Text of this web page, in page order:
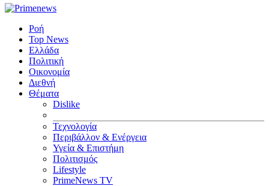
Ροή
Top News
Ελλάδα
Πολιτική
Οικονομία
Διεθνή
Θέματα
Dislike
Τεχνολογία
Περιβάλλον & Ενέργεια
Υγεία & Επιστήμη
Πολιτισμός
Lifestyle
PrimeNews TV